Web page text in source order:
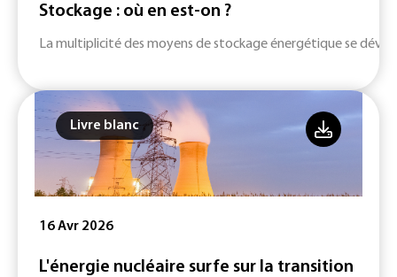
Stockage : où en est-on ?
La multiplicité des moyens de stockage énergétique se
Livre blanc
16 Avr 2026
L'énergie nucléaire surfe sur la transition